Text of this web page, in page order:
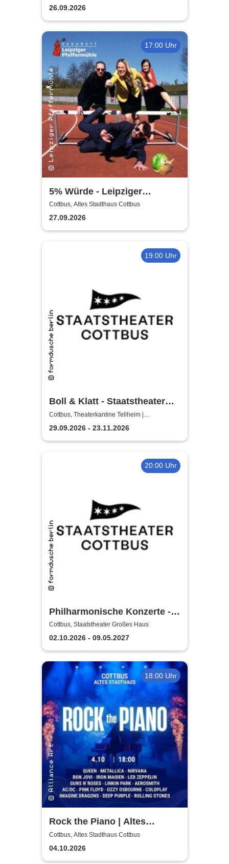
26.09.2026
17:00 Uhr
5% Würde - Leipziger
Pfeffermühle
Cottbus, Altes Stadthaus Cottbus
27.09.2026
19:00 Uhr
Boll & Klatt - Staatstheater
Cottbus
Cottbus, Theaterkantine Tellheim |
Staatstheater Cottbus
29.09.2026 - 23.11.2026
20:00 Uhr
Philharmonische Konzerte -
Staatstheater Cottbus
Cottbus, Staatstheater Großes Haus
02.10.2026 - 09.05.2027
18:00 Uhr
Rock the Piano | Altes
Stadthaus Cottbus
Cottbus, Altes Stadthaus Cottbus
04.10.2026